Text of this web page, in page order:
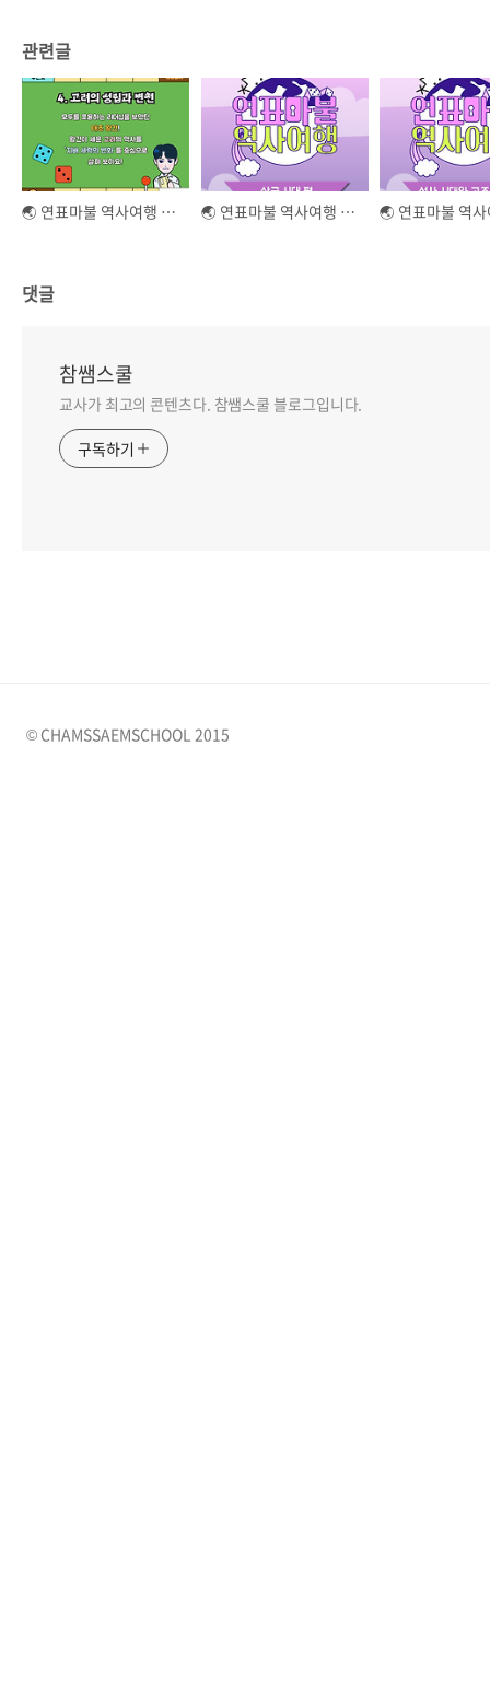
관련글
🌏 연표마불 역사여행 🗺 🌏 연표마불 역사여행 🗺
댓글
참쌤스쿨
교사가 최고의 콘텐츠다. 참쌤스쿨 블로그입니다.
구독하기
© CHAMSSAEMSCHOOL 2015